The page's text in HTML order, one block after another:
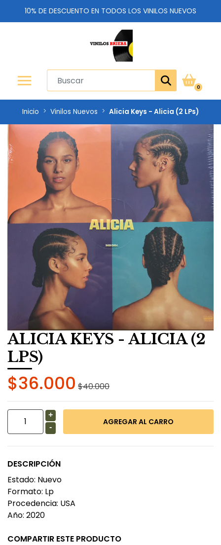
10% DE DESCUENTO EN TODOS LOS VINILOS NUEVOS
0
Inicio Vinilos Nuevos Alicia Keys - Alicia (2 LPs)
ALICIA KEYS - ALICIA (2
LPS)
$36.000 $40.000
+
-
DESCRIPCIÓN
Estado: Nuevo
Formato: Lp
Procedencia: USA
Año: 2020
COMPARTIR ESTE PRODUCTO